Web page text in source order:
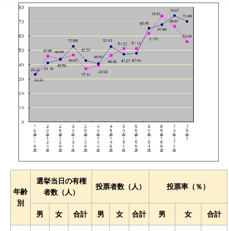
年齢
別
選挙当日の有権
者数（人）
投票者数（人） 投票率 （％）
男 女 合計 男 女 合計 男 女 合計